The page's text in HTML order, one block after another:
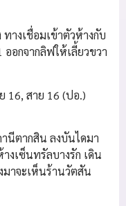
างเชื่อมเข้าตัวห้างกับ
อกจากลิฟให้เลี้ยวขวา
16, สาย 16 (ปอ.)
านีตากสิน ลงบันไดมา
งเซ็นทรัลบางรัก เดิน
าจะเห็นร้านวัตสัน